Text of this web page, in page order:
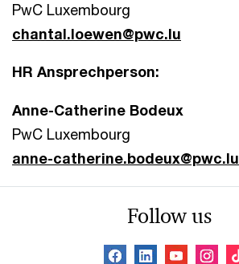
PwC Luxembourg
chantal.loewen@pwc.lu
HR Ansprechperson:
Anne-Catherine Bodeux
PwC Luxembourg
anne-catherine.bodeux@pwc.lu
Follow us